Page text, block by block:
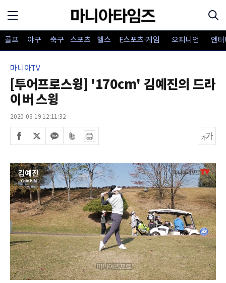
골프 야구 축구 스포츠 헬스 E스포츠·게임 오피니언 엔
마니아TV
[투어프로스윙] '170cm' 김예진의 드라
이버 스윙
2020-03-19 12:11:32